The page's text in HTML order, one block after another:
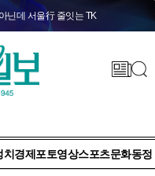
닌데 서울行 줄잇는 TK
치 경제 포토영상스포츠문화동정